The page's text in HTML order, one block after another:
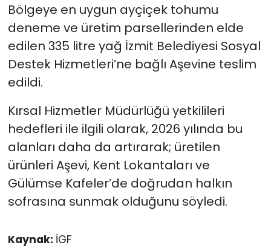
Bölgeye en uygun ayçiçek tohumu
deneme ve üretim parsellerinden elde
edilen 335 litre yağ İzmit Belediyesi Sosyal
Destek Hizmetleri’ne bağlı Aşevine teslim
edildi.
Kırsal Hizmetler Müdürlüğü yetkilileri
hedefleri ile ilgili olarak, 2026 yılında bu
alanları daha da artırarak; üretilen
ürünleri Aşevi, Kent Lokantaları ve
Gülümse Kafeler’de doğrudan halkın
sofrasına sunmak olduğunu söyledi.
Kaynak: İGF